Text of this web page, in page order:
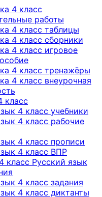
4 класс
работы
4 класс таблицы
4 класс сборники
4 класс игровое
4 класс тренажёры
4 класс внеурочная
класс
4 класс учебники
4 класс рабочие
4 класс прописи
4 класс ВПР
класс Русский язык
4 класс задания
4 класс диктанты